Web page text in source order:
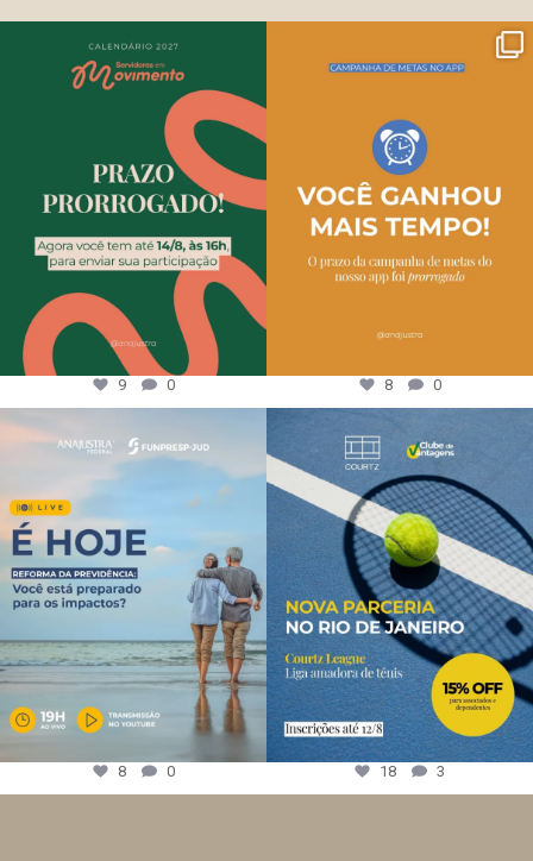
9 0 8 0
8 0 18 3